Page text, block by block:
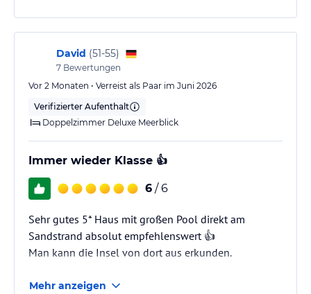
David (51-55)
7 Bewertungen
Vor 2 Monaten • Verreist als Paar im Juni 2026
Verifizierter Aufenthalt
Doppelzimmer Deluxe Meerblick
Immer wieder Klasse 👍
6 / 6
Sehr gutes 5* Haus mit großen Pool direkt am
Sandstrand absolut empfehlenswert 👍
Man kann die Insel von dort aus erkunden.
Mehr anzeigen